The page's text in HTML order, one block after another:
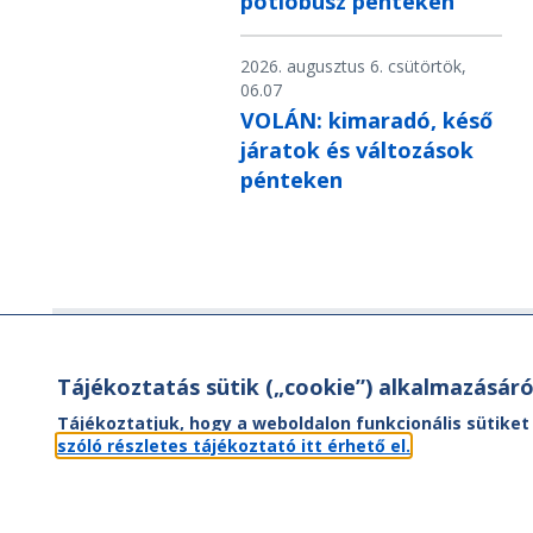
2026. augusztus 6. csütörtök,
06.07
VOLÁN: kimaradó, késő
járatok és változások
pénteken
Hírlevelünk segítségével értesülhet
aktuális híreinkről, utazási
valamint az Önt érintő
Tájékoztatás sütik („cookie”)
Tájékoztatjuk, hogy a weboldalon funkcionális
szóló részletes tájékoztató itt érhető el.